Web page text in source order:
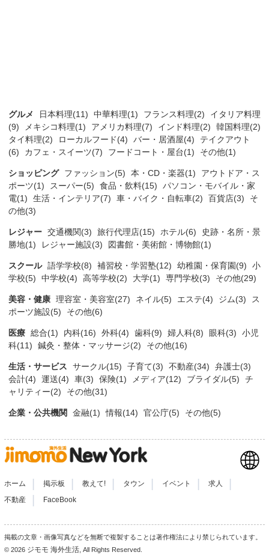
グルメ 日本料理(11) 中華料理(1) フランス料理(2)
イタリア料理
(9)
メキシコ料理(1) アメリカ料理(7) インド料理(2)
韓国料理(2)
タイ料理(2)
ローカルフード(4) バー・居酒屋(4)
テイクアウト
(6)
カフェ・スイーツ(7) フードコート・屋台(1) その他(1)
ショッピング ファッション(5) 本・CD・楽器(1)
アウトドア・ス
ポーツ(1)
スーパー(5) 食品・飲料(15)
パソコン・モバイル・家
電(1)
生活・インテリア(7) 車・バイク・自転車(2) 百貨店(3)
そ
の他(3)
レジャー 交通機関(3) 旅行代理店(15) ホテル(6)
史跡・名所・景
勝地(1)
レジャー施設(3) 図書館・美術館・博物館(1)
スクール 語学学校(8) 補習校・学習塾(12) 幼稚園・保育園(9)
小
学校(5)
中学校(4) 高等学校(2) 大学(1) 専門学校(3) その他(29)
美容・健康 理容室・美容室(27) ネイル(5) エステ(4) ジム(3)
ス
ポーツ施設(5)
その他(6)
医療 総合(1) 内科(16) 外科(4) 歯科(9) 婦人科(8) 眼科(3)
小児
科(11)
鍼灸・整体・マッサージ(2) その他(16)
生活・サービス サークル(15) 子育て(3) 不動産(34)
弁護士(3)
会計(4)
運送(4) 車(3) 保険(1) メディア(12) ブライダル(5)
チ
ャリティー(2)
その他(31)
企業・公共機関 金融(1) 情報(14) 官公庁(5) その他(5)
ホーム 掲示板 教えて! タウン イベント 求人
不動産 FaceBook
掲載の文章・画像写真などを無断で複製することは著作権法により禁じられています。
© 2026 ジモモ 海外生活 , All Rights Reserved.